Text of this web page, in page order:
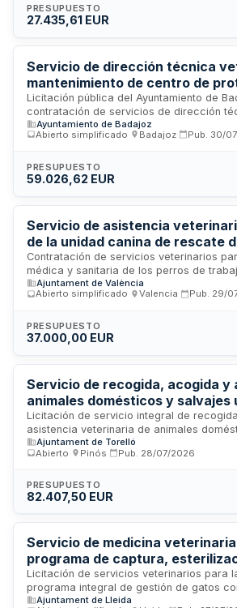
adjudicará mediante procedimiento
abreviado considerando criterios de
PRESUPUESTO
27.435,61 EUR
Servicio de dirección técnica
mantenimiento de centro de
y recogida de animales en vía
Ayuntamiento de Badajoz
Licitación pública del Ayuntamiento de
contratación de servicios de dirección
gestión integral del centro de protección
incluyendo el mantenimiento de las
pública y la retirada de cadáveres de
municipal de Badajoz y sus pedanías. El
alojados y gestión de la recogida y
Ayuntamiento de Badajoz
Abierto simplificado
Badajoz Pub. 30/
PRESUPUESTO
59.026,62 EUR
Servicio de asistencia
de la unidad canina de rescate
departamento de bomberos,
intervención en emergencias y
Contratación de servicios veterinarios
médica y sanitaria de los perros de
la unidad canina de rescate del
y protección civil. El contrato incluye la
mantener la salud y operatividad de los
operaciones de rescate y emergencias.
Ajuntament de València
Abierto simplificado
Valencia Pub. 29/
PRESUPUESTO
37.000,00 EUR
Servicio de recogida, acogida y
animales domésticos y salvajes
abandonados, perdidos o
- Ajuntament de Torelló
Licitación de servicio integral de
asistencia veterinaria de animales
y fauna urbana abandonados, perdidos,
decomisados encontrados en espacios
de cuerpos de seguridad y departamento
municipal. El Ajuntament de Torelló
atención sanitaria básica y derivación de
recursos especializados, así como apoyo
intervenciones relacionadas con
competentes.
Ajuntament de Torelló
Abierto
Pinós Pub. 28/07/2026
PRESUPUESTO
82.407,50 EUR
Servicio de medicina
programa de captura,
de gatos comunitarios del
Lleida
Licitación de servicios veterinarios para
programa integral de gestión de gatos
Lleida. El contrato incluye actividades de
Ajuntament de Lleida